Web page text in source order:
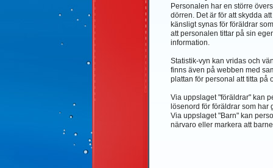
Personalen har en större
dörren. Det är för att skydda
känsligt synas för föräldrar
att personalen tittar på sin
information.
Statistik-vyn kan vridas och
finns även på webben med
plattan för personal att titta på
Via uppslaget "föräldrar" kan
lösenord för föräldrar som har
Via uppslaget "Barn" kan
närvaro eller markera att